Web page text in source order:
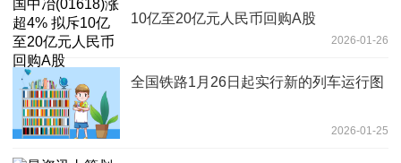
10亿至20亿元人民币回购A股
2026-01-26
全国铁路1月26日起实行新的列车运行图
2026-01-25